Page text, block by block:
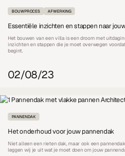
BOUWPROCES AFWERKING
Essentiële inzichten en stappen naar
Het bouwen van een villa is een droom met
inzichten en stappen die je moet overwegen
begint.
02/08/23
PANNENDAK
Het onderhoud voor jouw pannendak
Niet alleen een rieten dak, maar ook een
leggen wij je uit wat je moet doen om jouw